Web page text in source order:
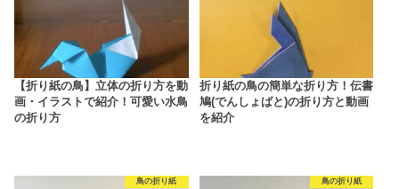
【折り紙の鳥】立体の折り方を動
画・イラストで紹介！可愛い水鳥
の折り方
折り紙の鳥の簡単な折り方！伝書
鳩(でんしょばと)の折り方と動画
を紹介
鳥の折り紙 鳥の折り紙